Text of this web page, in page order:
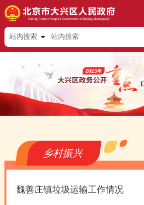
站内搜索
乡村振兴
魏善庄镇垃圾运输工作情况